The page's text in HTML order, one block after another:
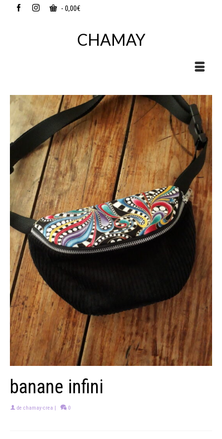
- 0,00€
CHAMAY
banane infini
de chamay-crea | 0